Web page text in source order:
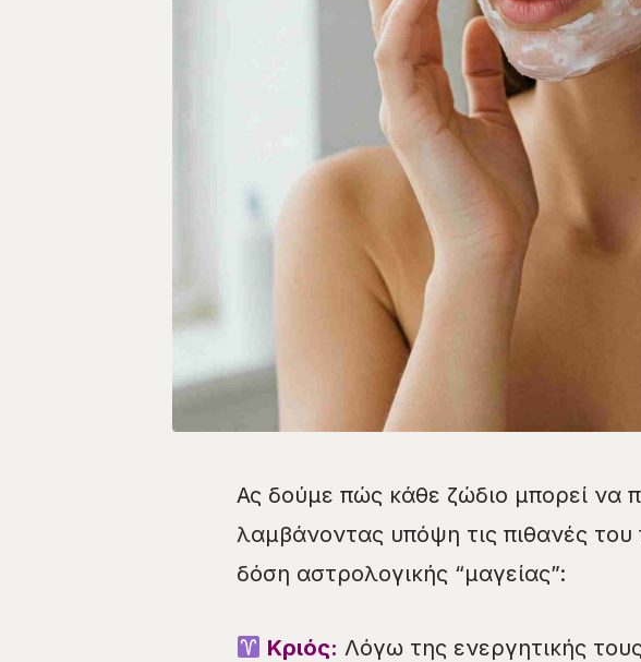
Ας δούμε πώς κάθε ζώδιο μπορεί να
λαμβάνοντας υπόψη τις πιθανές του
δόση αστρολογικής “μαγείας”:
Κριός: Λόγω της ενεργητικής